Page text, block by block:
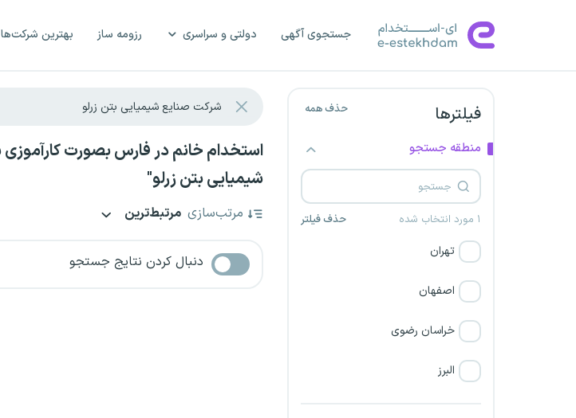
جستجوی آگهی دولتی و سراسری رزومه ساز بهترین شرکت‌ها
فیلترها حذف همه
منطقه جستجو
۱ مورد انتخاب شده حذف فیلتر
تهران
اصفهان
خراسان رضوی
البرز
شیمیایی بتن زرلو"
مرتب‌سازی مرتبط‌ترین
دنبال کردن نتایج جستجو